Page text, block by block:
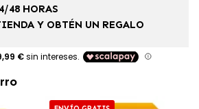
48 HORAS
Y OBTÉN UN REGALO